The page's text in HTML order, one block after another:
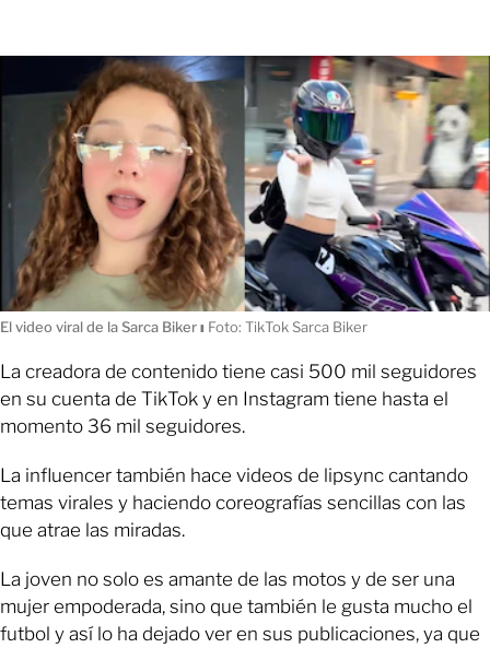
El video viral de la Sarca Bikerı Foto: TikTok Sarca Biker
La creadora de contenido tiene casi 500 mil seguidores
en su cuenta de TikTok y en Instagram tiene hasta el
momento 36 mil seguidores.
La influencer también hace videos de lipsync cantando
temas virales y haciendo coreografías sencillas con las
que atrae las miradas.
La joven no solo es amante de las motos y de ser una
mujer empoderada, sino que también le gusta mucho el
futbol y así lo ha dejado ver en sus publicaciones, ya que